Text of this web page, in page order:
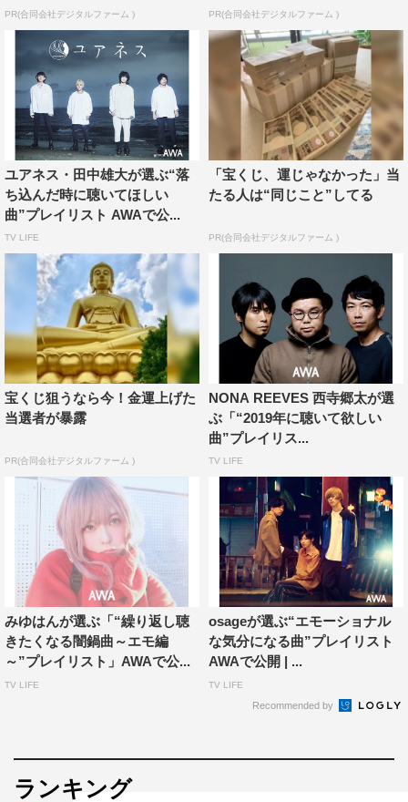
「今17歳で来月18歳になるんですけれど、17歳の1年間は
アルバムも出したし、SKY-HIさんとの曲も出したし、主
演映画もやったし、濃い一年でした」
「来月18歳になるので、私らしく楽しみたいと思います」
『吉田凜音が選ぶ“通勤・通学”で聴きたい曲』
プレイリストURL：https://mf.awa.fm/2DCwi0p
01. FOREVER YOUNG／吉田凜音
02. Special Voice／吉田凜音
03. Find Me!／吉田凜音
04. Smells Like Teen Spirit／Nirvana
05. 高架線／ELLEGARDEN
06. 痛いよ／清竜人
07. 赤い電車／くるり
08. 東京／くるり
09. 栞／クリープハイプ
12. 正しい街／椎名林檎
13. 17／椎名林檎
14. STAY FOOL!!／吉田凜音
15. KESALAN BLUES／吉田凜音
AWA： https://awa.fm/
PR(合同会社デジタルファーム ) PR(合同会社デジタルファーム )
ユアネス・田中雄大が選ぶ“落
ち込んだ時に聴いてほしい
曲”プレイリスト AWAで公...
TV LIFE
「宝くじ、運じゃなかった」当
たる人は“同じこと”してる
PR(合同会社デジタルファーム )
宝くじ狙うなら今！金運上げた
当選者が暴露
PR(合同会社デジタルファーム )
NONA REEVES 西寺郷太が選
ぶ「“2019年に聴いて欲しい
曲”プレイリス...
TV LIFE
みゆはんが選ぶ「“繰り返し聴
きたくなる闇鍋曲～エモ編
～”プレイリスト」AWAで公...
TV LIFE
osageが選ぶ“エモーショナル
な気分になる曲”プレイリスト
AWAで公開 | ...
TV LIFE
Recommended by
ランキング